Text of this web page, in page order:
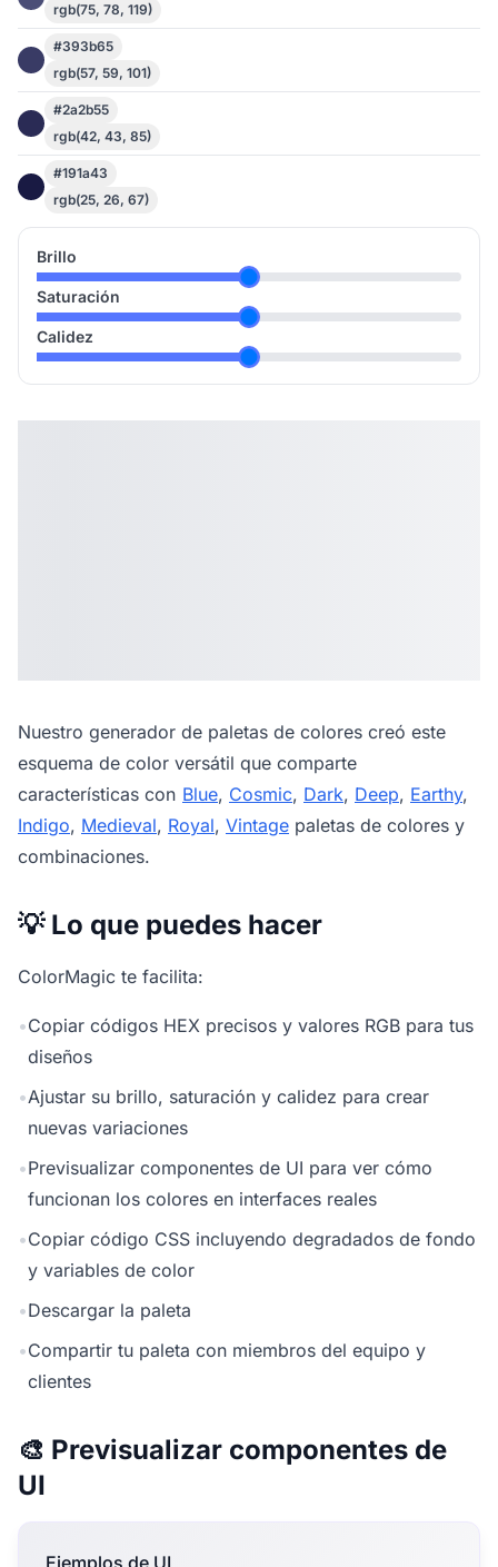
rgb(75, 78, 119)
#393b65
rgb(57, 59, 101)
#2a2b55
rgb(42, 43, 85)
#191a43
rgb(25, 26, 67)
Brillo
Saturación
Calidez
Nuestro generador de paletas de colores creó este
esquema de color versátil que comparte
características con Blue, Cosmic, Dark, Deep, Earthy,
Indigo, Medieval, Royal, Vintage paletas de colores y
combinaciones.
💡 Lo que puedes hacer
ColorMagic te facilita:
•Copiar códigos HEX precisos y valores RGB para tus
diseños
•Ajustar su brillo, saturación y calidez para crear
nuevas variaciones
•Previsualizar componentes de UI para ver cómo
funcionan los colores en interfaces reales
•Copiar código CSS incluyendo degradados de fondo
y variables de color
•Descargar la paleta
•Compartir tu paleta con miembros del equipo y
clientes
🎨 Previsualizar componentes de
UI
Ejemplos de UI